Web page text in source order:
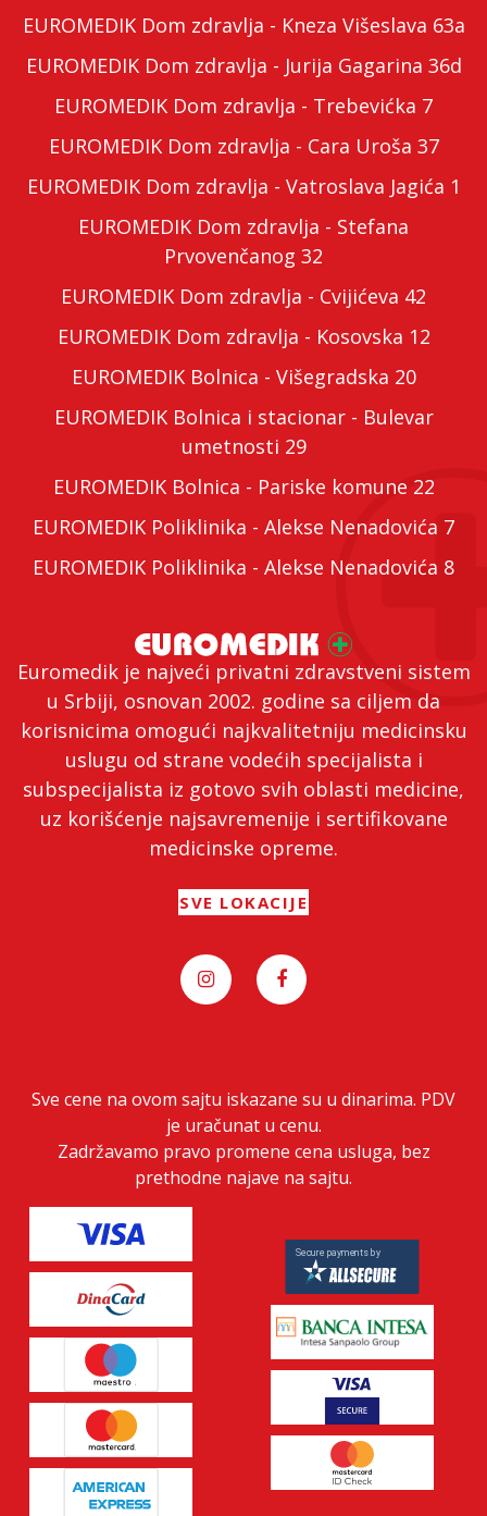
Euromedik je najveći privatni zdravstveni sistem
u Srbiji, osnovan 2002. godine sa ciljem da
korisnicima omogući najkvalitetniju medicinsku
uslugu od strane vodećih specijalista i
subspecijalista iz gotovo svih oblasti medicine,
uz korišćenje najsavremenije i sertifikovane
medicinske opreme.
SVE LOKACIJE
EUROMEDIK Dom zdravlja - Kneza Višeslava 63a
EUROMEDIK Dom zdravlja - Jurija Gagarina 36d
EUROMEDIK Dom zdravlja - Trebevićka 7
EUROMEDIK Dom zdravlja - Cara Uroša 37
EUROMEDIK Dom zdravlja - Vatroslava Jagića 1
EUROMEDIK Dom zdravlja - Stefana
Prvovenčanog 32
EUROMEDIK Dom zdravlja - Cvijićeva 42
EUROMEDIK Dom zdravlja - Kosovska 12
EUROMEDIK Bolnica - Višegradska 20
EUROMEDIK Bolnica i stacionar - Bulevar
umetnosti 29
EUROMEDIK Bolnica - Pariske komune 22
EUROMEDIK Poliklinika - Alekse Nenadovića 7
EUROMEDIK Poliklinika - Alekse Nenadovića 8
Sve cene na ovom sajtu iskazane su u dinarima. PDV
je uračunat u cenu.
Zadržavamo pravo promene cena usluga, bez
prethodne najave na sajtu.